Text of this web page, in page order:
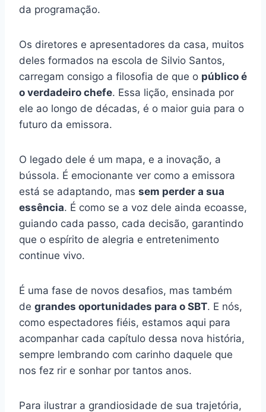
da programação.
Os diretores e apresentadores da casa, muitos
deles formados na escola de Silvio Santos,
carregam consigo a filosofia de que o público é
o verdadeiro chefe. Essa lição, ensinada por
ele ao longo de décadas, é o maior guia para o
futuro da emissora.
O legado dele é um mapa, e a inovação, a
bússola. É emocionante ver como a emissora
está se adaptando, mas sem perder a sua
essência. É como se a voz dele ainda ecoasse,
guiando cada passo, cada decisão, garantindo
que o espírito de alegria e entretenimento
continue vivo.
É uma fase de novos desafios, mas também
de grandes oportunidades para o SBT. E nós,
como espectadores fiéis, estamos aqui para
acompanhar cada capítulo dessa nova história,
sempre lembrando com carinho daquele que
nos fez rir e sonhar por tantos anos.
Para ilustrar a grandiosidade de sua trajetória,